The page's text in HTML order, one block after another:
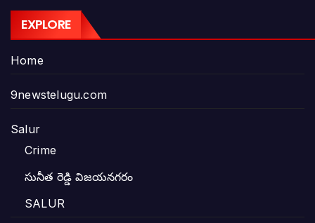
EXPLORE
Home
9newstelugu.com
Salur
Crime
సునీత రెడ్డి విజయనగరం
SALUR